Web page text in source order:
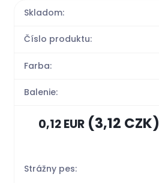
Skladom:
Číslo produktu:
Farba:
Balenie:
0,12 EUR(3,12 CZK)
Strážny pes: